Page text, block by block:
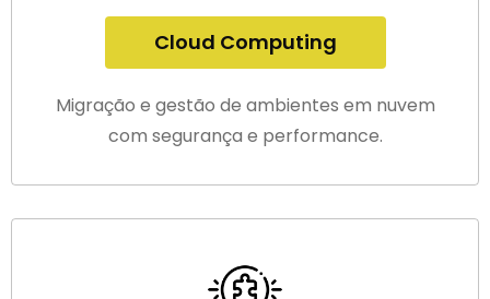
Cloud Computing
Migração e gestão de ambientes em nuvem
com segurança e performance.